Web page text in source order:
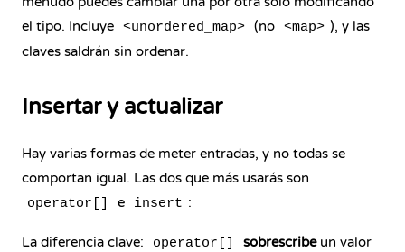
el tipo. Incluye <unordered_map> (no <map> ), y las
claves saldrán sin ordenar.
Insertar y actualizar
Hay varias formas de meter entradas, y no todas se
comportan igual. Las dos que más usarás son
operator[] e insert :
La diferencia clave: operator[] sobrescribeun valor